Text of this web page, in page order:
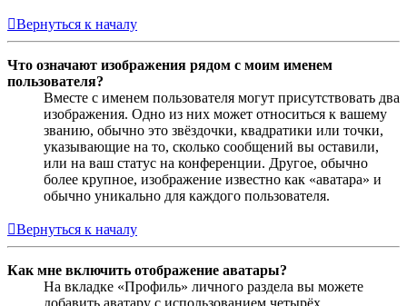
Вернуться к началу
Что означают изображения рядом с моим именем
пользователя?
Вместе с именем пользователя могут присутствовать два
изображения. Одно из них может относиться к вашему
званию, обычно это звёздочки, квадратики или точки,
указывающие на то, сколько сообщений вы оставили,
или на ваш статус на конференции. Другое, обычно
более крупное, изображение известно как «аватара» и
обычно уникально для каждого пользователя.
Вернуться к началу
Как мне включить отображение аватары?
На вкладке «Профиль» личного раздела вы можете